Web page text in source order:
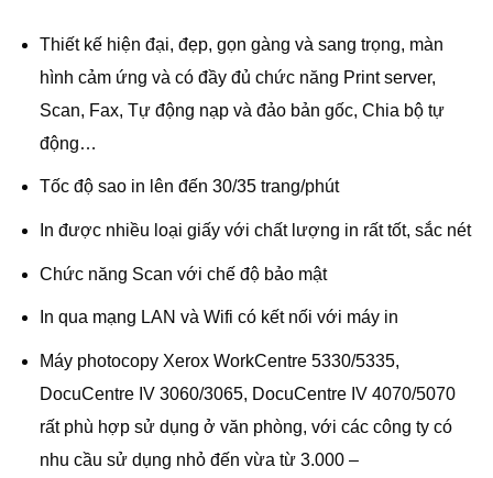
Thiết kế hiện đại, đẹp, gọn gàng và sang trọng, màn
hình cảm ứng và có đầy đủ chức năng Print server,
Scan, Fax, Tự động nạp và đảo bản gốc, Chia bộ tự
động…
Tốc độ sao in lên đến 30/35 trang/phút
In được nhiều loại giấy với chất lượng in rất tốt, sắc nét
Chức năng Scan với chế độ bảo mật
In qua mạng LAN và Wifi có kết nối với máy in
Máy photocopy Xerox WorkCentre 5330/5335,
DocuCentre IV 3060/3065, DocuCentre IV 4070/5070
rất phù hợp sử dụng ở văn phòng, với các công ty có
nhu cầu sử dụng nhỏ đến vừa từ 3.000 –